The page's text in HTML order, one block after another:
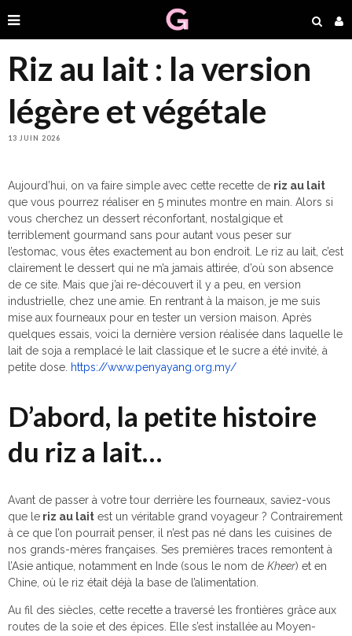
Riz au lait : la version
légère et végétale
13 JUIN 2026
Aujourd’hui, on va faire simple avec cette recette de riz au lait
que vous pourrez réaliser en 5 minutes montre en main. Alors si
vous cherchez un dessert réconfortant, nostalgique et
terriblement gourmand sans pour autant vous peser sur
l’estomac, vous êtes exactement au bon endroit. Le riz au lait, c’est
clairement le dessert qui ne m’a jamais attirée, d’où son absence
de ce site. Mais que j’ai re-découvert il y a peu, en version
industrielle, chez une amie. En rentrant à la maison, je me suis
mise aux fourneaux pour en tester un version maison. Après
quelques essais, voici la dernière version réalisée dans laquelle le
lait de soja a remplacé le lait classique et le sucre a été invité, à
petite dose. https://www.penyayang.org.my/
D’abord, la petite histoire
du riz a lait…
Avant de passer à votre tour derrière les fourneaux, saviez-vous
que le riz au lait est un véritable grand voyageur ? Contrairement
à ce que l’on pourrait penser, il n’est pas né dans les cuisines de
nos grands-mères françaises. Ses premières traces remontent à
l’Asie antique, notamment en Inde (sous le nom de Kheer) et en
Chine, où le riz était déjà la base de l’alimentation.
Au fil des siècles, cette recette a traversé les frontières grâce aux
routes de la soie et des épices. Elle s’est installée au Moyen-